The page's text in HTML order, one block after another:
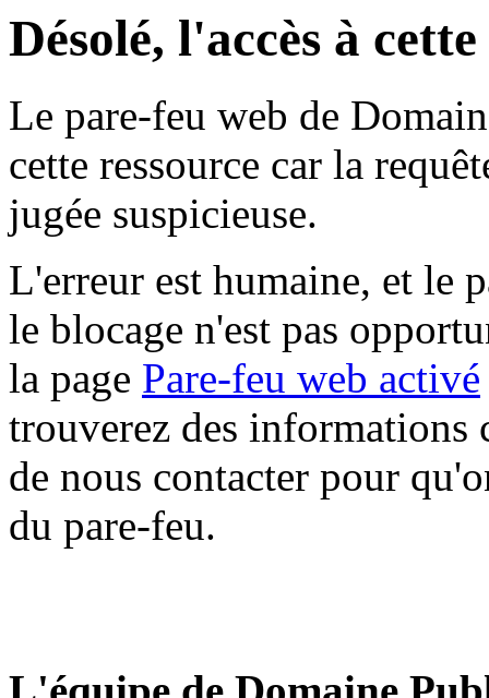
Désolé, l'accès à
Le pare-feu web de
cette ressource car la
jugée suspicieuse.
L'erreur est humaine, et le
le blocage n'est pas
la page Pare-feu web activé
trouverez des informations
de nous contacter pour
du pare-feu.